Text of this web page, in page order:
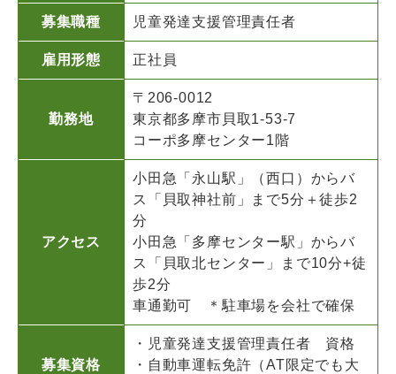
募集職種 児童発達支援管理責任者
雇用形態 正社員
勤務地
〒206-0012
東京都多摩市貝取1-53-7
コーポ多摩センター1階
アクセス
小田急「永山駅」（西口）からバ
ス「貝取神社前」まで5分＋徒歩2
分
小田急「多摩センター駅」からバ
ス「貝取北センター」まで10分+徒
歩2分
車通勤可 ＊駐車場を会社で確保
募集資格
・児童発達支援管理責任者 資格
・自動車運転免許（AT限定でも大